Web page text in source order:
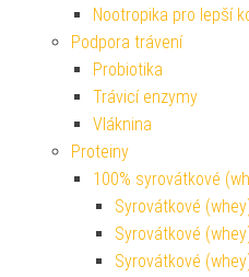
Nootropika pro lepší
Podpora trávení
Probiotika
Trávicí enzymy
Vláknina
Proteiny
100% syrovátkové
Syrovátkové
Syrovátkové
Syrovátkové